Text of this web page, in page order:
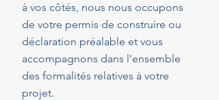
à vos côtés, nous nous occupons
de votre permis de construire ou
déclaration préalable et vous
accompagnons dans l'ensemble
des formalités relatives à votre
projet.